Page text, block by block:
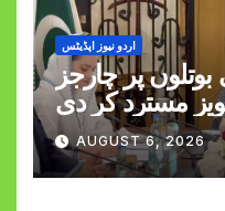
اردو نیوز اپڈیٹس
پر چارجز
مسترد کر دی
AUGUST 6, 2026